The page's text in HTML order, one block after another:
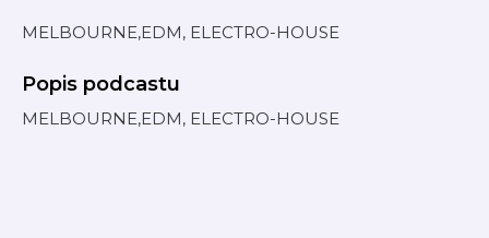
MELBOURNE,EDM, ELECTRO-HOUSE
Popis podcastu
MELBOURNE,EDM, ELECTRO-HOUSE